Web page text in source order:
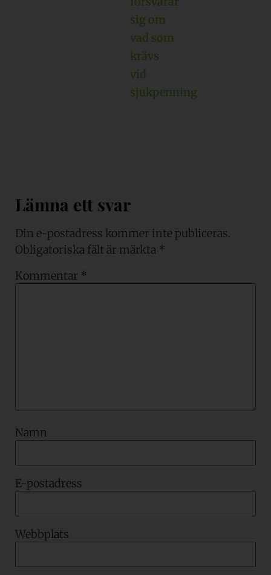
sig om
vad som
krävs
vid
sjukpenning
Lämna ett svar
Din e-postadress kommer inte publiceras.
Obligatoriska fält är märkta *
Kommentar *
Namn
E-postadress
Webbplats